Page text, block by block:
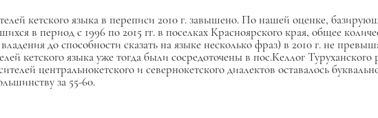
кетского языка в переписи 2010 г. завышено. По нашей оценке,
в период с 1996 по 2015 гг. в поселках Красноярского края, общее
до способности сказать на языке несколько фраз) в 2010 г. не
кетского языка уже тогда были сосредоточены в пос.Келлог
центральнокетского и севернокетского диалектов оставалось
за 55-60.